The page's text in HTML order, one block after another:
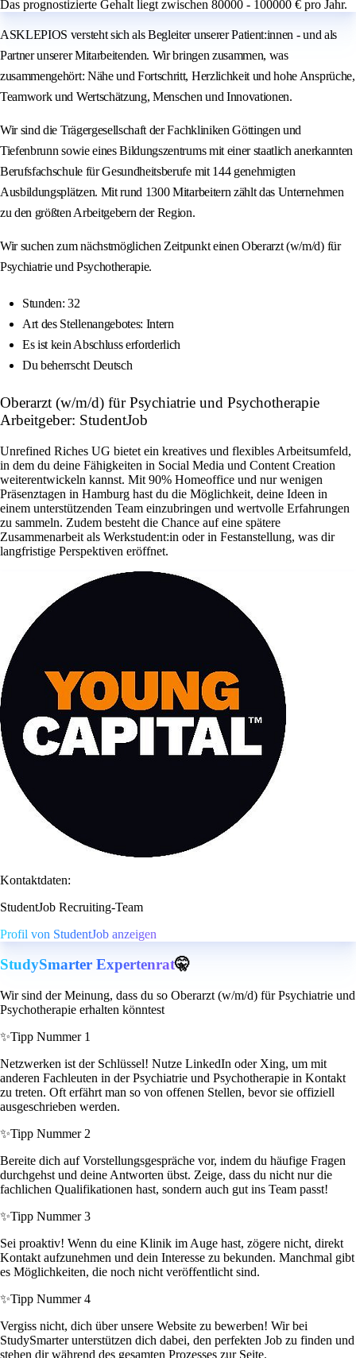
Das prognostizierte Gehalt liegt zwischen 80000 - 100000 € pro Jahr.
ASKLEPIOS versteht sich als Begleiter unserer Patient:innen - und als
Partner unserer Mitarbeitenden. Wir bringen zusammen, was
zusammengehört: Nähe und Fortschritt, Herzlichkeit und hohe Ansprüche,
Teamwork und Wertschätzung, Menschen und Innovationen.
Wir sind die Trägergesellschaft der Fachkliniken Göttingen und
Tiefenbrunn sowie eines Bildungszentrums mit einer staatlich anerkannten
Berufsfachschule für Gesundheitsberufe mit 144 genehmigten
Ausbildungsplätzen. Mit rund 1300 Mitarbeitern zählt das Unternehmen
zu den größten Arbeitgebern der Region.
Wir suchen zum nächstmöglichen Zeitpunkt einen Oberarzt (w/m/d) für
Psychiatrie und Psychotherapie.
Stunden: 32
Art des Stellenangebotes: Intern
Es ist kein Abschluss erforderlich
Du beherrscht Deutsch
Oberarzt (w/m/d) für Psychiatrie und Psychotherapie
Arbeitgeber: StudentJob
Unrefined Riches UG bietet ein kreatives und flexibles Arbeitsumfeld,
in dem du deine Fähigkeiten in Social Media und Content Creation
weiterentwickeln kannst. Mit 90% Homeoffice und nur wenigen
Präsenztagen in Hamburg hast du die Möglichkeit, deine Ideen in
einem unterstützenden Team einzubringen und wertvolle Erfahrungen
zu sammeln. Zudem besteht die Chance auf eine spätere
Zusammenarbeit als Werkstudent:in oder in Festanstellung, was dir
langfristige Perspektiven eröffnet.
Kontaktdaten:
StudentJob Recruiting-Team
Profil von StudentJob anzeigen
StudySmarter Expertenrat🤫
Wir sind der Meinung, dass du so Oberarzt (w/m/d) für Psychiatrie und
Psychotherapie erhalten könntest
✨Tipp Nummer 1
Netzwerken ist der Schlüssel! Nutze LinkedIn oder Xing, um mit
anderen Fachleuten in der Psychiatrie und Psychotherapie in Kontakt
zu treten. Oft erfährt man so von offenen Stellen, bevor sie offiziell
ausgeschrieben werden.
✨Tipp Nummer 2
Bereite dich auf Vorstellungsgespräche vor, indem du häufige Fragen
durchgehst und deine Antworten übst. Zeige, dass du nicht nur die
fachlichen Qualifikationen hast, sondern auch gut ins Team passt!
✨Tipp Nummer 3
Sei proaktiv! Wenn du eine Klinik im Auge hast, zögere nicht, direkt
Kontakt aufzunehmen und dein Interesse zu bekunden. Manchmal gibt
es Möglichkeiten, die noch nicht veröffentlicht sind.
✨Tipp Nummer 4
Vergiss nicht, dich über unsere Website zu bewerben! Wir bei
StudySmarter unterstützen dich dabei, den perfekten Job zu finden und
stehen dir während des gesamten Prozesses zur Seite.